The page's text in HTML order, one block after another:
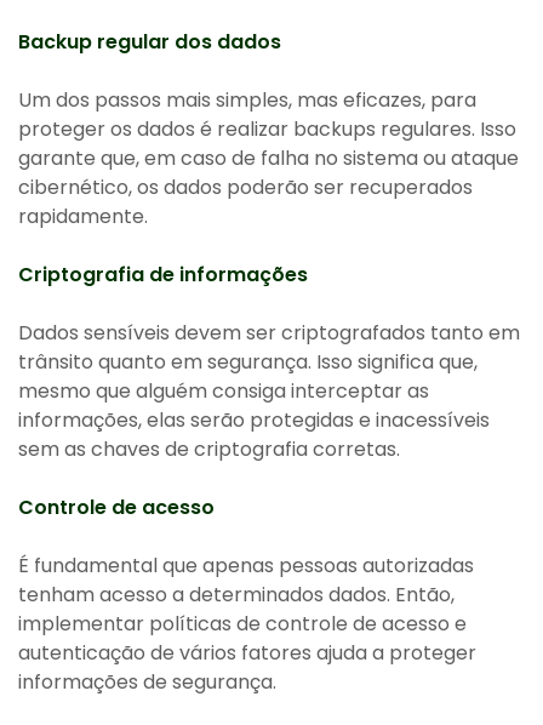
Backup regular dos dados
Um dos passos mais simples, mas eficazes, para
proteger os dados é realizar backups regulares. Isso
garante que, em caso de falha no sistema ou ataque
cibernético, os dados poderão ser recuperados
rapidamente.
Criptografia de informações
Dados sensíveis devem ser criptografados tanto em
trânsito quanto em segurança. Isso significa que,
mesmo que alguém consiga interceptar as
informações, elas serão protegidas e inacessíveis
sem as chaves de criptografia corretas.
Controle de acesso
É fundamental que apenas pessoas autorizadas
tenham acesso a determinados dados. Então,
implementar políticas de controle de acesso e
autenticação de vários fatores ajuda a proteger
informações de segurança.